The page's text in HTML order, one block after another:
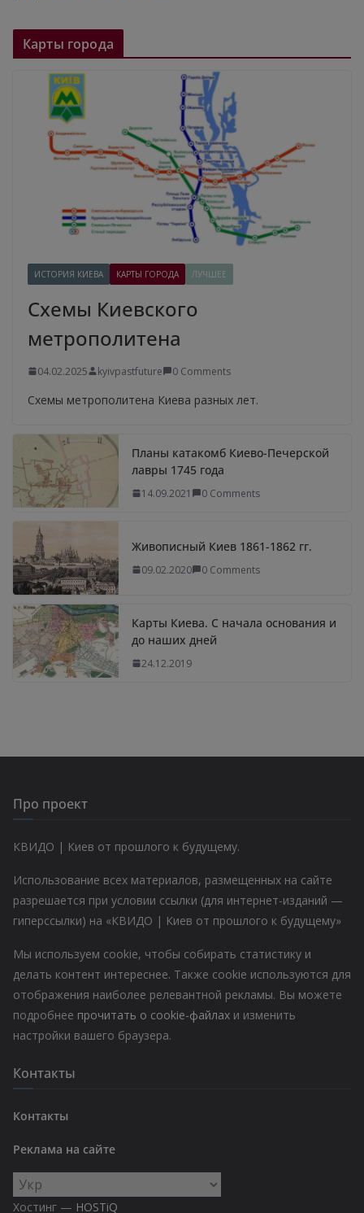
Карты города
ИСТОРИЯ КИЕВА КАРТЫ ГОРОДА ЛУЧШЕЕ
Схемы Киевского
метрополитена
04.02.2025 kyivpastfuture 0 Comments
Схемы метрополитена Киева разных лет.
Планы катакомб Киево-Печерской
лавры 1745 года
14.09.2021 0 Comments
Живописный Киев 1861-1862 гг.
09.02.2020 0 Comments
Карты Киева. С начала основания и
до наших дней
24.12.2019
Про проект
КВИДО | Киев от прошлого к будущему.
Использование всех материалов, размещенных на сайте
разрешается при условии ссылки (для интернет-изданий —
гиперссылки) на «КВИДО | Киев от прошлого к будущему»
Мы используем cookie, чтобы собирать статистику и
делать контент интереснее. Также cookie используются для
отображения наиболее релевантной рекламы. Вы можете
подробнее прочитать о cookie-файлах и изменить
настройки вашего браузера.
Контакты
Контакты
Реклама на сайте
Выбрать
язык
Хостинг — HOSTiQ